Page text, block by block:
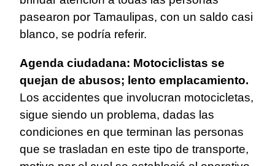
pasearon por Tamaulipas, con un saldo casi
blanco, se podría referir.
Agenda ciudadana: Motociclistas se
quejan de abusos; lento emplacamiento.
Los accidentes que involucran motocicletas,
sigue siendo un problema, dadas las
condiciones en que terminan las personas
que se trasladan en este tipo de transporte,